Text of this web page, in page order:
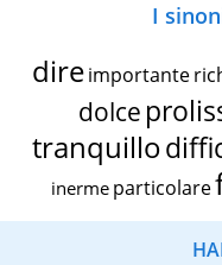
I
dire importante
dolce
tranquillo
inerme particolare